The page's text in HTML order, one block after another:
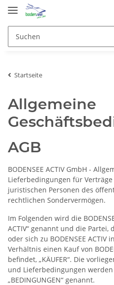
Startseite
Allgemeine
AGB
BODENSEE ACTIV GmbH -
Lieferbedingungen für
juristischen Personen des
rechtlichen Sondervermögen.
Im Folgenden wird die
ACTIV“ genannt und die Partei,
oder sich zu BODENSEE
Verhältnis einen Kauf von
befindet, „KÄUFER“. Die
und Lieferbedingungen
„BEDINGUNGEN“ genannt.